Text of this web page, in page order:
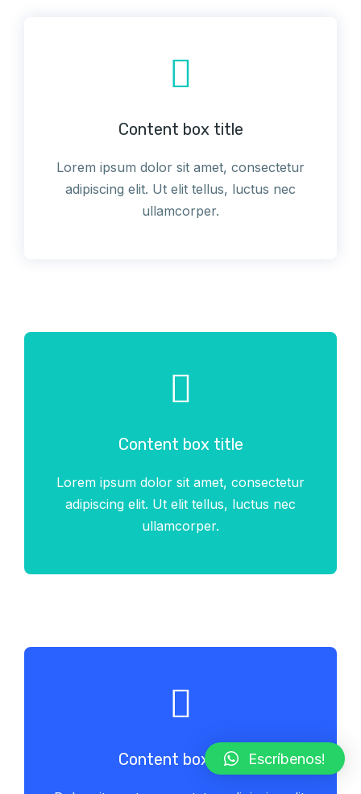
Content box title
Lorem ipsum dolor sit amet, consectetur
adipiscing elit. Ut elit tellus, luctus nec
ullamcorper.
Content box title
Lorem ipsum dolor sit amet, consectetur
adipiscing elit. Ut elit tellus, luctus nec
ullamcorper.
Content box title Escríbenos!